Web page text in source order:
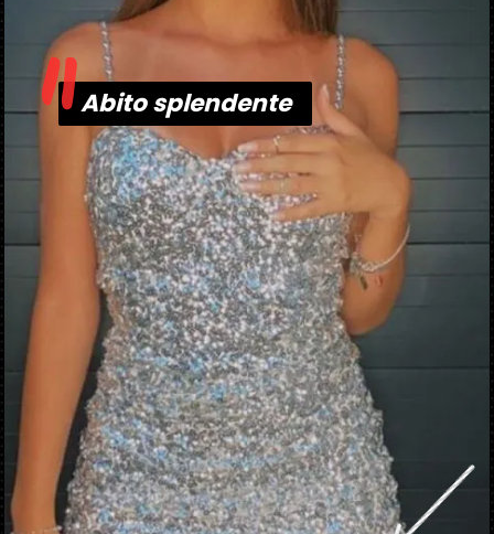
Abito splendente
Abito splendente
"